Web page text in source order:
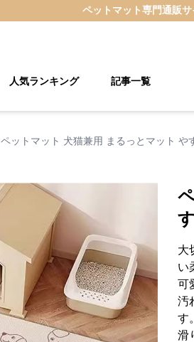
ペットマット専門通販サ
人気ランキング 記事一覧
ペットマット 犬猫兼用 まるっとマット や
大
い
可
汚
す。
滑